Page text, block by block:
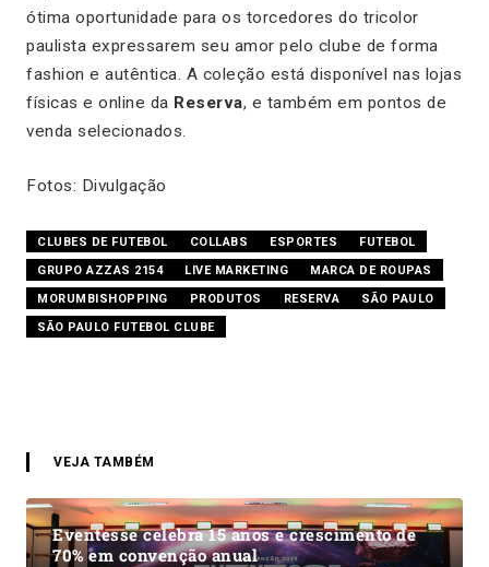
ótima oportunidade para os torcedores do tricolor
paulista expressarem seu amor pelo clube de forma
fashion e autêntica. A coleção está disponível nas lojas
físicas e online da Reserva, e também em pontos de
venda selecionados.
Fotos: Divulgação
CLUBES DE FUTEBOL COLLABS ESPORTES
FUTEBOL
GRUPO AZZAS 2154
LIVE MARKETING
MARCA DE ROUPAS
MORUMBISHOPPING
PRODUTOS RESERVA
SÃO PAULO
SÃO PAULO FUTEBOL CLUBE
VEJA TAMBÉM
Eventesse celebra 15 anos e crescimento de
70% em convenção anual